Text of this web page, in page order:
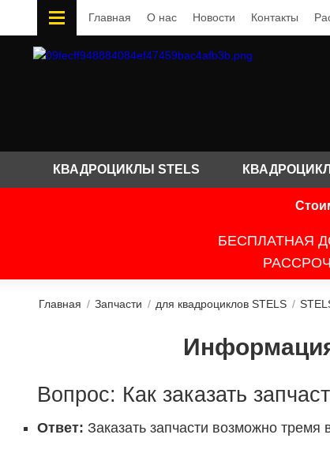
Главная О нас Новости Контакты
КВАДРОЦИКЛЫ STELS
БЕСПЛАТНАЯ
Главная / Запчасти / для квадроциклов STELS /
Информация
Вопрос: Как заказать
Ответ: Заказать запчасти возможно